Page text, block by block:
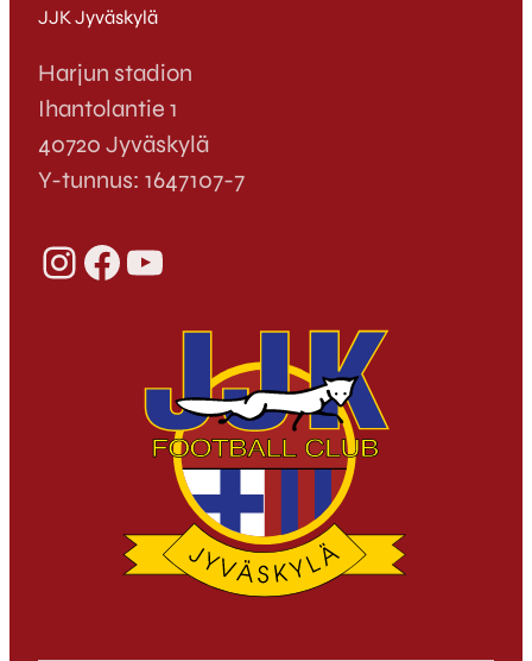
JJK Jyväskylä
Harjun stadion
Ihantolantie 1
40720 Jyväskylä
Y-tunnus: 1647107-7
InstagramFacebook YouTube